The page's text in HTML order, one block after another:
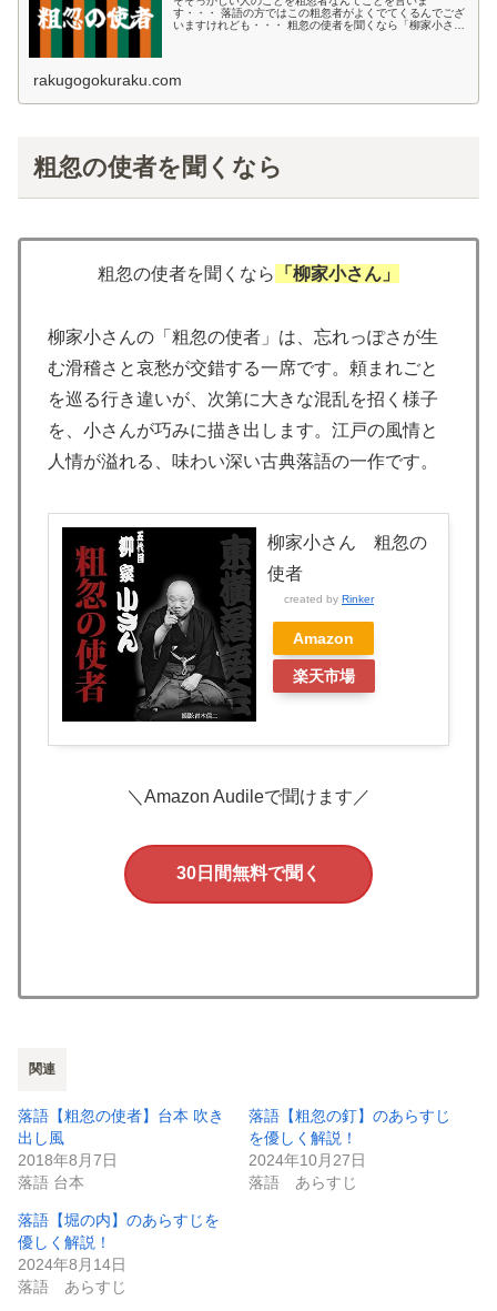
す・・・ 落語の方ではこの粗忽者がよくでてくるんでござ
いますけれども・・・ 粗忽の使者を聞くなら「柳家小さ
rakugogokuraku.com
粗忽の使者を聞くなら
粗忽の使者を聞くなら 「柳家小さん」
柳家小さんの「粗忽の使者」は、忘れっぽさが生
む滑稽さと哀愁が交錯する一席です。頼まれごと
を巡る行き違いが、次第に大きな混乱を招く様子
を、小さんが巧みに描き出します。江戸の風情と
人情が溢れる、味わい深い古典落語の一作です。
柳家小さん 粗忽の
使者
created by Rinker
Amazon
楽天市場
＼Amazon Audileで聞けます／
30日間無料で聞く
関連
落語【粗忽の使者】台本 吹き
出し風
2018年8月7日
落語 台本
落語【粗忽の釘】のあらすじ
を優しく解説！
2024年10月27日
落語 あらすじ
落語【堀の内】のあらすじを
優しく解説！
2024年8月14日
落語 あらすじ